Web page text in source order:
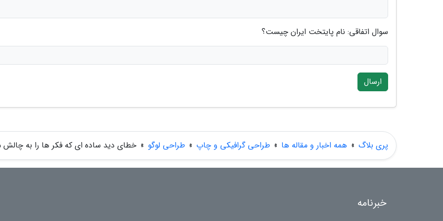
سوال اتفاقی: نام پایتخت ایران چیست؟
ارسال
پری بلاگ » همه اخبار و مقاله ها » طراحی گرافیکی و چاپ » طراحی لوگو » خطای دید ساده ای که فکر ها را به
خبرنامه